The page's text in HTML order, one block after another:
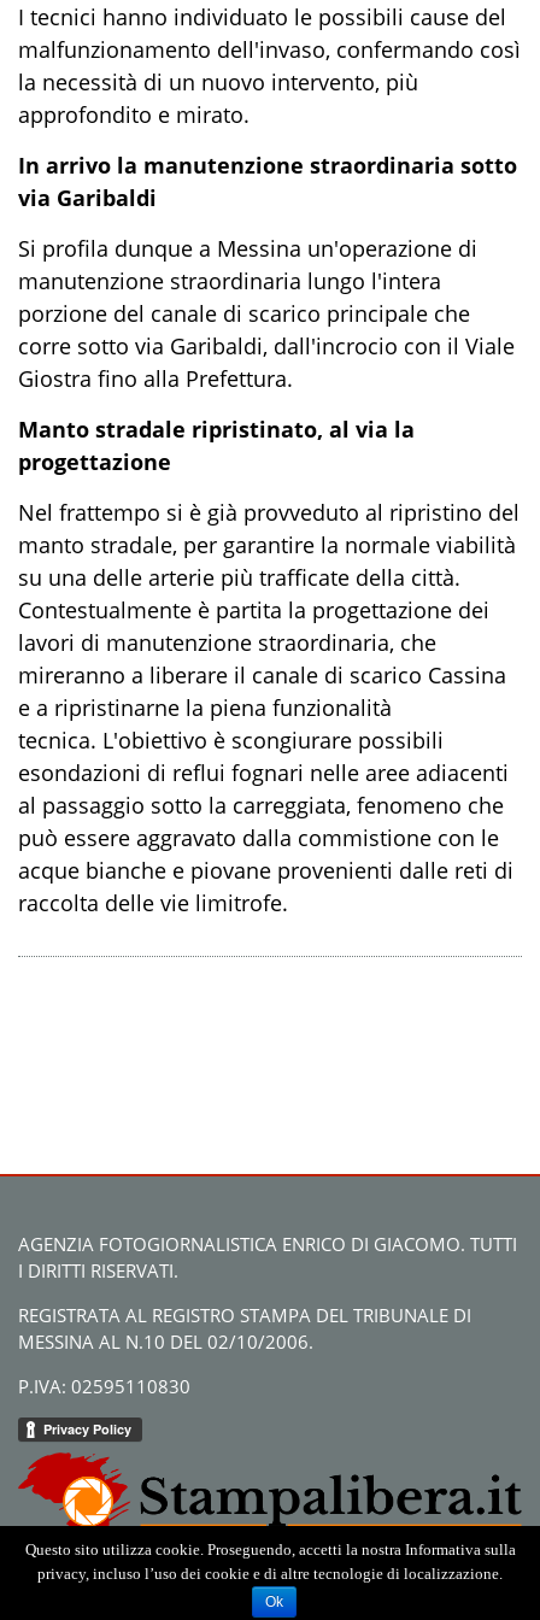
I tecnici hanno individuato le possibili cause del
malfunzionamento dell'invaso, confermando così
la necessità di un nuovo intervento, più
approfondito e mirato.
In arrivo la manutenzione straordinaria sotto
via Garibaldi
Si profila dunque a Messina un'operazione di
manutenzione straordinaria lungo l'intera
porzione del canale di scarico principale che
corre sotto via Garibaldi, dall'incrocio con il Viale
Giostra fino alla Prefettura.
Manto stradale ripristinato, al via la
progettazione
Nel frattempo si è già provveduto al ripristino del
manto stradale, per garantire la normale viabilità
su una delle arterie più trafficate della città.
Contestualmente è partita la progettazione dei
lavori di manutenzione straordinaria, che
mireranno a liberare il canale di scarico Cassina
e a ripristinarne la piena funzionalità
tecnica. L'obiettivo è scongiurare possibili
esondazioni di reflui fognari nelle aree adiacenti
al passaggio sotto la carreggiata, fenomeno che
può essere aggravato dalla commistione con le
acque bianche e piovane provenienti dalle reti di
raccolta delle vie limitrofe.
AGENZIA FOTOGIORNALISTICA ENRICO DI GIACOMO. TUTTI
I DIRITTI RISERVATI.
REGISTRATA AL REGISTRO STAMPA DEL TRIBUNALE DI
MESSINA AL N.10 DEL 02/10/2006.
P.IVA: 02595110830
Questo sito utilizza cookie. Proseguendo, accetti la nostra Informativa sulla
privacy, incluso l’uso dei cookie e di altre tecnologie di localizzazione.
Ok